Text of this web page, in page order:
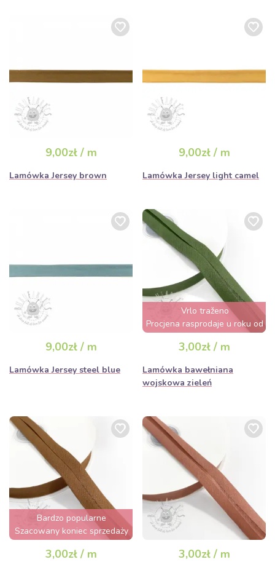
9,00zł / m
Lamówka Jersey brown
9,00zł / m
Lamówka Jersey light camel
9,00zł / m
Lamówka Jersey steel blue
Vrlo traženo
Procjena rasprodaje u roku od
nekoliko sati
3,00zł / m
Lamówka bawełniana
wojskowa zieleń
Bardzo popularne
Szacowany koniec sprzedaży
za 3 dni
3,00zł / m 3,00zł / m